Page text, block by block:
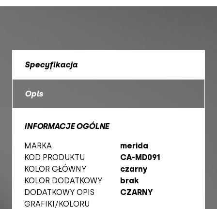
Specyfikacja
Opis
INFORMACJE OGÓLNE
MARKA
merida
KOD PRODUKTU
CA-MD091
KOLOR GŁÓWNY
czarny
KOLOR DODATKOWY
brak
DODATKOWY OPIS
GRAFIKI/KOLORU
CZARNY